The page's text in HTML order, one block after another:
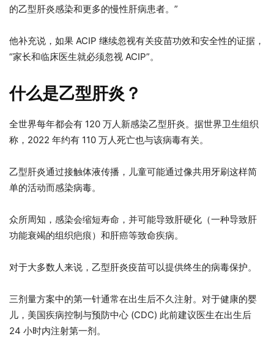
的乙型肝炎感染和更多的慢性肝病患者。”
他补充说，如果 ACIP 继续忽视有关疫苗功效和安全性的证据，
“家长和临床医生就必须忽视 ACIP”。
什么是乙型肝炎？
全世界每年都会有 120 万人新感染乙型肝炎。据世界卫生组织
称，2022 年约有 110 万人死亡也与该病毒有关。
乙型肝炎通过接触体液传播，儿童可能通过像共用牙刷这样简
单的活动而感染病毒。
众所周知，感染会缩短寿命，并可能导致肝硬化（一种导致肝
功能衰竭的组织疤痕）和肝癌等致命疾病。
对于大多数人来说，乙型肝炎疫苗可以提供终生的病毒保护。
三剂量方案中的第一针通常在出生后不久注射。对于健康的婴
儿，美国疾病控制与预防中心 (CDC) 此前建议医生在出生后
24 小时内注射第一剂。